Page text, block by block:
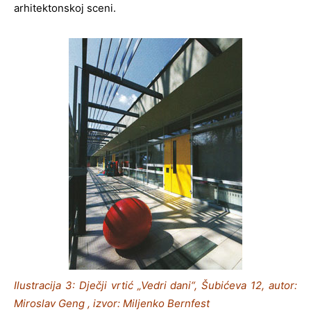
arhitektonskoj sceni.
Ilustracija 3: Dječji vrtić „Vedri dani“, Šubićeva 12, autor:
Miroslav Geng , izvor: Miljenko Bernfest